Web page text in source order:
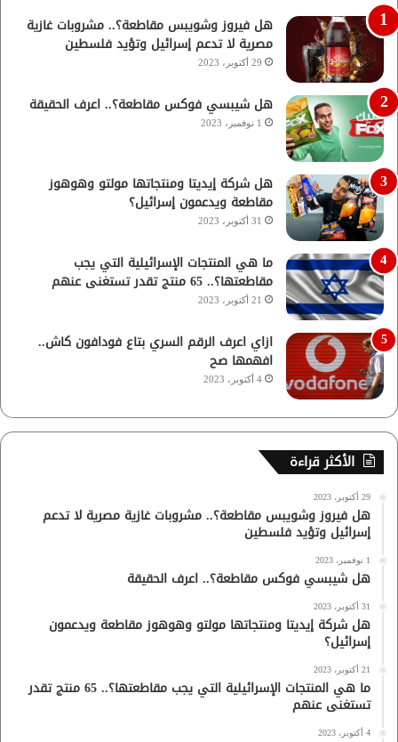
هل فيروز وشويبس مقاطعة؟.. مشروبات غازية
مصرية لا تدعم إسرائيل وتؤيد فلسطين
29 أكتوبر، 2023
هل شيبسي فوكس مقاطعة؟.. اعرف الحقيقة
1 نوفمبر، 2023
هل شركة إيديتا ومنتجاتها مولتو وهوهوز
مقاطعة ويدعمون إسرائيل؟
31 أكتوبر، 2023
ما هي المنتجات الإسرائيلية التي يجب
مقاطعتها؟.. 65 منتج تقدر تستغنى عنهم
21 أكتوبر، 2023
ازاي اعرف الرقم السري بتاع فودافون كاش..
افهمها صح
4 أكتوبر، 2023
الأكثر قراءة
29 أكتوبر، 2023
هل فيروز وشويبس مقاطعة؟.. مشروبات غازية مصرية لا تدعم
إسرائيل وتؤيد فلسطين
1 نوفمبر، 2023
هل شيبسي فوكس مقاطعة؟.. اعرف الحقيقة
31 أكتوبر، 2023
هل شركة إيديتا ومنتجاتها مولتو وهوهوز مقاطعة ويدعمون
إسرائيل؟
21 أكتوبر، 2023
ما هي المنتجات الإسرائيلية التي يجب مقاطعتها؟.. 65 منتج تقدر
تستغنى عنهم
4 أكتوبر، 2023